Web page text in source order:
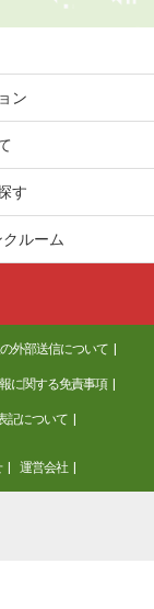
ン
す
ルーム
外部送信について
に関する免責事項
記について
運営会社